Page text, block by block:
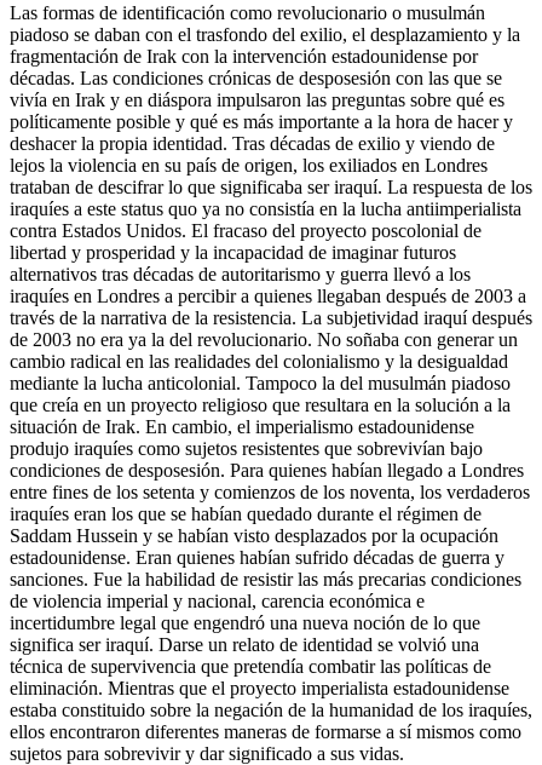
Las formas de identificación como revolucionario o musulmán
piadoso se daban con el trasfondo del exilio, el desplazamiento y la
fragmentación de Irak con la intervención estadounidense por
décadas. Las condiciones crónicas de desposesión con las que se
vivía en Irak y en diáspora impulsaron las preguntas sobre qué es
políticamente posible y qué es más importante a la hora de hacer y
deshacer la propia identidad. Tras décadas de exilio y viendo de
lejos la violencia en su país de origen, los exiliados en Londres
trataban de descifrar lo que significaba ser iraquí. La respuesta de los
iraquíes a este status quo ya no consistía en la lucha antiimperialista
contra Estados Unidos. El fracaso del proyecto poscolonial de
libertad y prosperidad y la incapacidad de imaginar futuros
alternativos tras décadas de autoritarismo y guerra llevó a los
iraquíes en Londres a percibir a quienes llegaban después de 2003 a
través de la narrativa de la resistencia. La subjetividad iraquí después
de 2003 no era ya la del revolucionario. No soñaba con generar un
cambio radical en las realidades del colonialismo y la desigualdad
mediante la lucha anticolonial. Tampoco la del musulmán piadoso
que creía en un proyecto religioso que resultara en la solución a la
situación de Irak. En cambio, el imperialismo estadounidense
produjo iraquíes como sujetos resistentes que sobrevivían bajo
condiciones de desposesión. Para quienes habían llegado a Londres
entre fines de los setenta y comienzos de los noventa, los verdaderos
iraquíes eran los que se habían quedado durante el régimen de
Saddam Hussein y se habían visto desplazados por la ocupación
estadounidense. Eran quienes habían sufrido décadas de guerra y
sanciones. Fue la habilidad de resistir las más precarias condiciones
de violencia imperial y nacional, carencia económica e
incertidumbre legal que engendró una nueva noción de lo que
significa ser iraquí. Darse un relato de identidad se volvió una
técnica de supervivencia que pretendía combatir las políticas de
eliminación. Mientras que el proyecto imperialista estadounidense
estaba constituido sobre la negación de la humanidad de los iraquíes,
ellos encontraron diferentes maneras de formarse a sí mismos como
sujetos para sobrevivir y dar significado a sus vidas.